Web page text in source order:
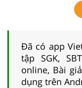
Đã có app
tập SGK,
online, Bài
dụng trên